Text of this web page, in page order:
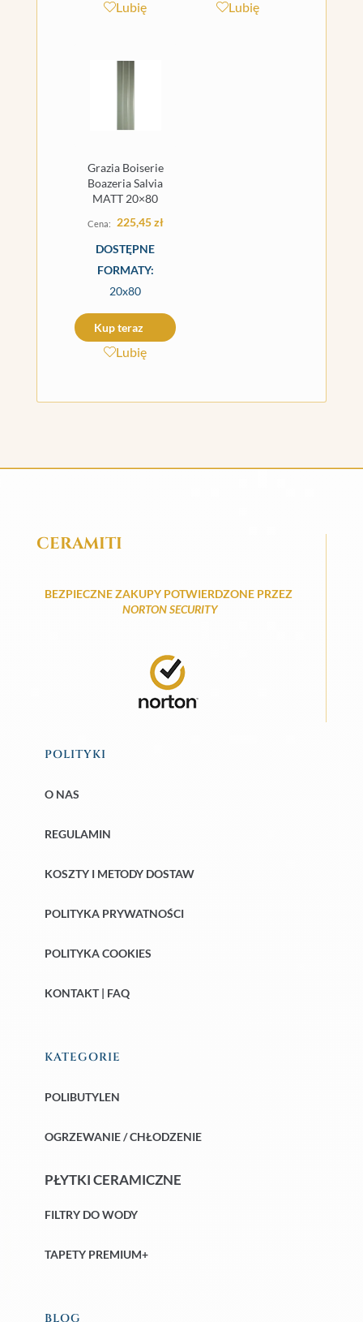
Lubię Lubię
Grazia Boiserie
Boazeria Salvia
MATT 20×80
225,45zł
DOSTĘPNE
FORMATY:
20x80
Kup teraz
Lubię
CERAMITI
BEZPIECZNE ZAKUPY POTWIERDZONE PRZEZ
NORTON SECURITY
POLITYKI
O NAS
REGULAMIN
KOSZTY I METODY DOSTAW
POLITYKA PRYWATNOŚCI
POLITYKA COOKIES
KONTAKT | FAQ
KATEGORIE
POLIBUTYLEN
OGRZEWANIE / CHŁODZENIE
PŁYTKI CERAMICZNE
FILTRY DO WODY
TAPETY PREMIUM+
BLOG